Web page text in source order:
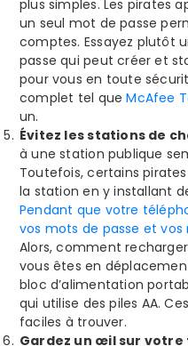
plus simples. Les pirates
un seul mot de passe
comptes. Essayez plutôt
passe qui peut créer et
pour vous en toute
complet tel queMcAfee
un.
Évitez les stations de
à une station publique
Toutefois, certains
la station en y installant
Pendant que votre
vos mots de passe et vos
Alors, comment
vous êtes en
bloc d’alimentation
qui utilise des piles AA.
faciles à trouver.
Gardez un œil sur votre